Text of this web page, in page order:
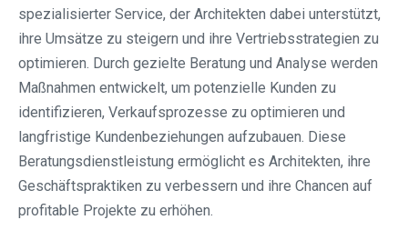
spezialisierter Service, der Architekten dabei unterstützt,
ihre Umsätze zu steigern und ihre Vertriebsstrategien zu
optimieren. Durch gezielte Beratung und Analyse werden
Maßnahmen entwickelt, um potenzielle Kunden zu
identifizieren, Verkaufsprozesse zu optimieren und
langfristige Kundenbeziehungen aufzubauen. Diese
Beratungsdienstleistung ermöglicht es Architekten, ihre
Geschäftspraktiken zu verbessern und ihre Chancen auf
profitable Projekte zu erhöhen.